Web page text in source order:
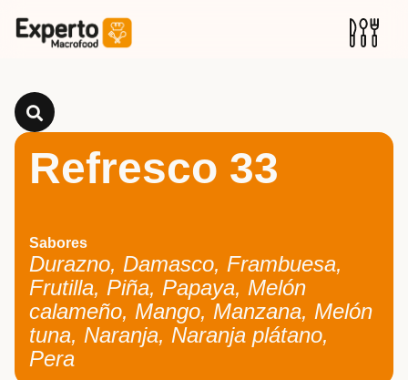
Refresco 33
Sabores
Durazno, Damasco, Frambuesa,
Frutilla, Piña, Papaya, Melón
calameño, Mango, Manzana, Melón
tuna, Naranja, Naranja plátano,
Pera